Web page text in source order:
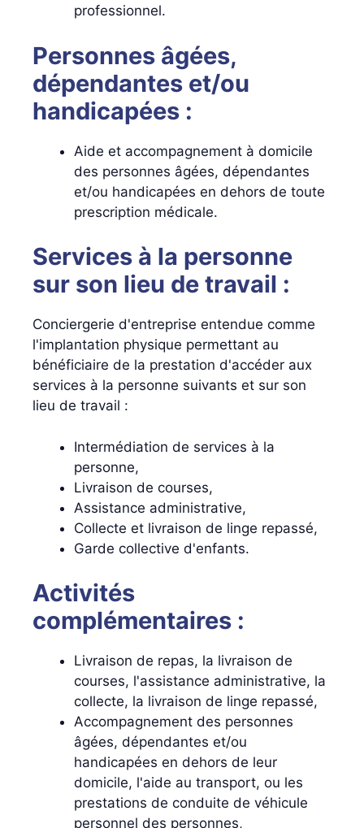
professionnel.
Personnes âgées,
dépendantes et/ou
handicapées :
Aide et accompagnement à domicile
des personnes âgées, dépendantes
et/ou handicapées en dehors de toute
prescription médicale.
Services à la personne
sur son lieu de travail :
Conciergerie d'entreprise entendue comme
l'implantation physique permettant au
bénéficiaire de la prestation d'accéder aux
services à la personne suivants et sur son
lieu de travail :
Intermédiation de services à la
personne,
Livraison de courses,
Assistance administrative,
Collecte et livraison de linge repassé,
Garde collective d'enfants.
Activités
complémentaires :
Livraison de repas, la livraison de
courses, l'assistance administrative, la
collecte, la livraison de linge repassé,
Accompagnement des personnes
âgées, dépendantes et/ou
handicapées en dehors de leur
domicile, l'aide au transport, ou les
prestations de conduite de véhicule
personnel des personnes,